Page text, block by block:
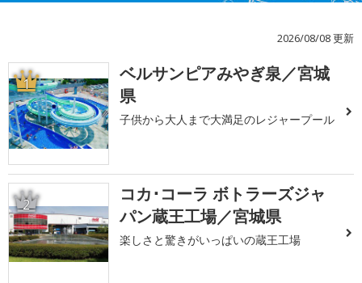
2026/08/08 更新
1
ベルサンピアみやぎ泉／宮城
県
子供から大人まで大満足のレジャープール
2
コカ･コーラ ボトラーズジャ
パン蔵王工場／宮城県
楽しさと驚きがいっぱいの蔵王工場